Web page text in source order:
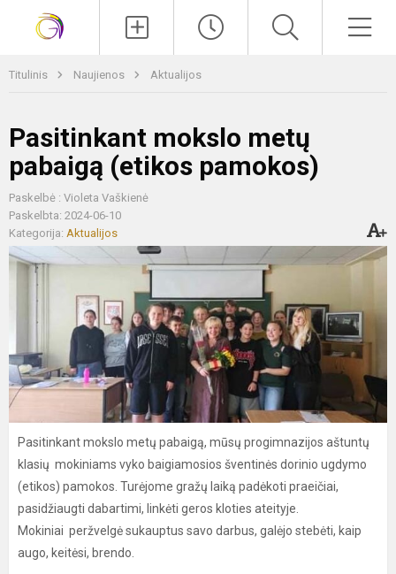
Titulinis Naujienos Aktualijos
Pasitinkant mokslo metų
pabaigą (etikos pamokos)
Paskelbė : Violeta Vaškienė
Paskelbta: 2024-06-10
Kategorija: Aktualijos
Pasitinkant mokslo metų pabaigą, mūsų progimnazijos aštuntų
klasių mokiniams vyko baigiamosios šventinės dorinio ugdymo
(etikos) pamokos. Turėjome gražų laiką padėkoti praeičiai,
pasidžiaugti dabartimi, linkėti geros kloties ateityje.
Mokiniai peržvelgė sukauptus savo darbus, galėjo stebėti, kaip
augo, keitėsi, brendo.